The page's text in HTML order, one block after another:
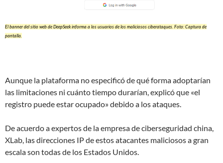
El banner del sitio web de DeepSeek informa a los usuarios de los maliciosos ciberataques. Foto: Captura de
pantalla.
Aunque la plataforma no especificó de qué forma adoptarían
las limitaciones ni cuánto tiempo durarían, explicó que «el
registro puede estar ocupado» debido a los ataques.
De acuerdo a expertos de la empresa de ciberseguridad china,
XLab, las direcciones IP de estos atacantes maliciosos a gran
escala son todas de los Estados Unidos.